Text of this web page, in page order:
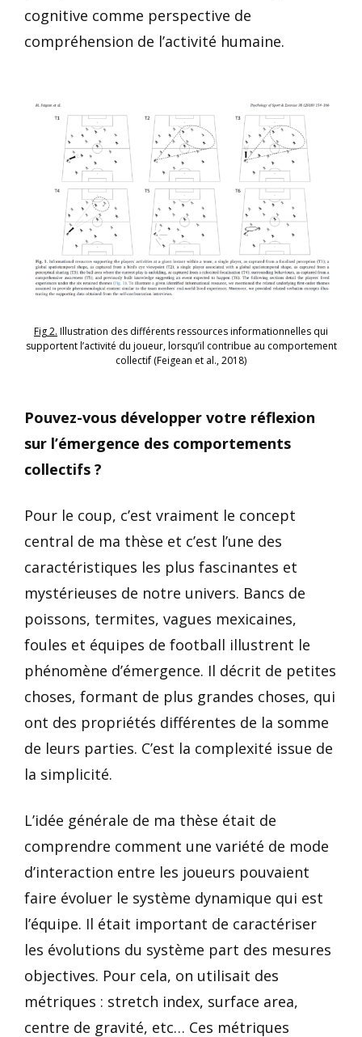
cognitive comme perspective de
compréhension de l’activité humaine.
Fig 2. Illustration des différents ressources informationnelles qui
supportent l’activité du joueur, lorsqu’il contribue au comportement
collectif (Feigean et al., 2018)
Pouvez-vous développer votre réflexion
sur l’émergence des comportements
collectifs ?
Pour le coup, c’est vraiment le concept
central de ma thèse et c’est l’une des
caractéristiques les plus fascinantes et
mystérieuses de notre univers. Bancs de
poissons, termites, vagues mexicaines,
foules et équipes de football illustrent le
phénomène d’émergence. Il décrit de petites
choses, formant de plus grandes choses, qui
ont des propriétés différentes de la somme
de leurs parties. C’est la complexité issue de
la simplicité.
L’idée générale de ma thèse était de
comprendre comment une variété de mode
d’interaction entre les joueurs pouvaient
faire évoluer le système dynamique qui est
l’équipe. Il était important de caractériser
les évolutions du système part des mesures
objectives. Pour cela, on utilisait des
métriques : stretch index, surface area,
centre de gravité, etc… Ces métriques